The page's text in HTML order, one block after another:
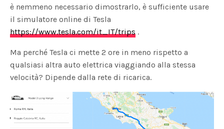
è nemmeno necessario dimostrarlo, è sufficiente usare
il simulatore online di Tesla
https://www.tesla.com/it_IT/trips .
Ma perché Tesla ci mette 2 ore in meno rispetto a
qualsiasi altra auto elettrica viaggiando alla stessa
velocità? Dipende dalla rete di ricarica.